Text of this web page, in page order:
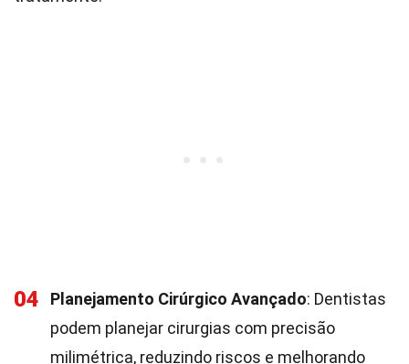
04 Planejamento Cirúrgico Avançado: Dentistas
podem planejar cirurgias com precisão
milimétrica, reduzindo riscos e melhorando